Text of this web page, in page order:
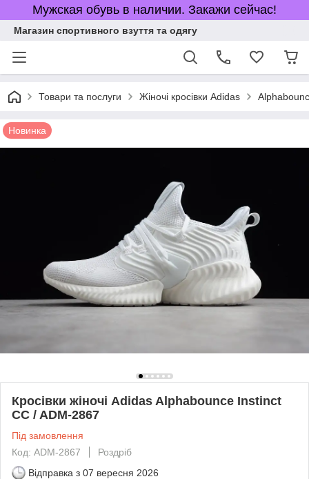
Мужская обувь в наличии. Закажи сейчас!
Магазин спортивного взуття та одягу
Товари та послуги Жіночі кросівки Adidas
Новинка
Кросівки жіночі Adidas Alphabounce Instinct
CC / ADM-2867
Під замовлення
Код: ADM-2867
Роздріб
Відправка з 07 вересня 2026